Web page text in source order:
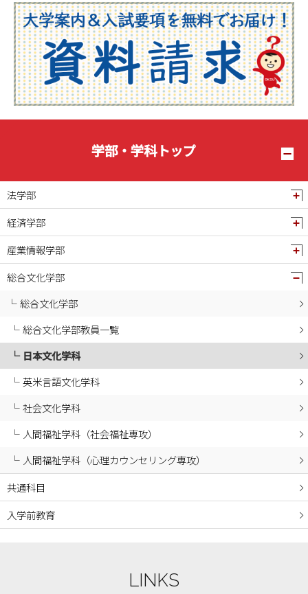
2025年08月
2025年07月
2025年06月
2025年05月
2025年04月
2025年03月
2024年12月
2024年11月
2024年10月
2024年09月
2024年08月
2024年05月
2024年04月
2024年03月
2024年02月
2023年12月
2023年11月
2023年10月
2023年09月
2023年08月
学部・学科トップ
法学部
経済学部
産業情報学部
総合文化学部
総合文化学部
総合文化学部教員一覧
日本文化学科
英米言語文化学科
社会文化学科
人間福祉学科（社会福祉専攻）
人間福祉学科（心理カウンセリング専攻）
共通科目
入学前教育
LINKS